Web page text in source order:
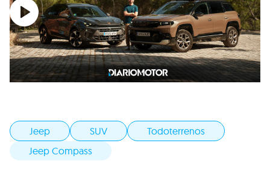
Jeep SUV
Todoterrenos
Jeep Compass